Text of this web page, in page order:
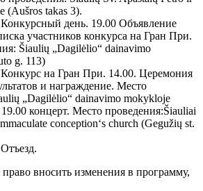
(Aušros takas 3).
Конкурсный день. 19.00 Объявление
участников конкурса на Гран При.
Šiaulių „Dagilėlio“ dainavimo
g. 113)
Конкурс на Гран При. 14.00. Церемония
и награждение. Место
„Dagilėlio“ dainavimo mokykloje
концерт. Место проведения:Šiauliai
conception‘s church (Gegužių st.
вносить изменения в программу,